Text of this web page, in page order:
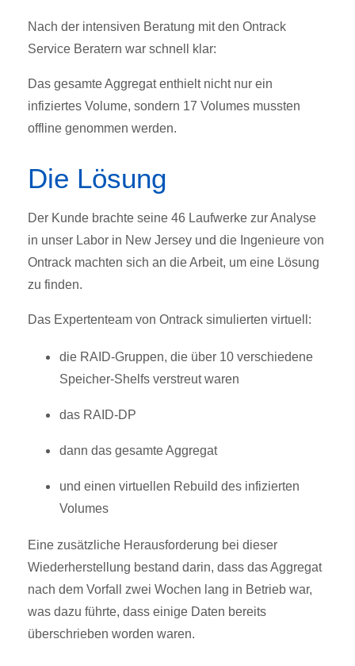
Nach der intensiven Beratung mit den Ontrack
Service Beratern war schnell klar:
Das gesamte Aggregat enthielt nicht nur ein
infiziertes Volume, sondern 17 Volumes mussten
offline genommen werden.
Die Lösung
Der Kunde brachte seine 46 Laufwerke zur Analyse
in unser Labor in New Jersey und die Ingenieure von
Ontrack machten sich an die Arbeit, um eine Lösung
zu finden.
Das Expertenteam von Ontrack simulierten virtuell:
die RAID-Gruppen, die über 10 verschiedene
Speicher-Shelfs verstreut waren
das RAID-DP
dann das gesamte Aggregat
und einen virtuellen Rebuild des infizierten
Volumes
Eine zusätzliche Herausforderung bei dieser
Wiederherstellung bestand darin, dass das Aggregat
nach dem Vorfall zwei Wochen lang in Betrieb war,
was dazu führte, dass einige Daten bereits
überschrieben worden waren.